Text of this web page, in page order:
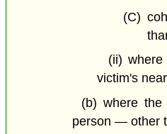
(C)
(ii)
victim's
(b) where
person — other